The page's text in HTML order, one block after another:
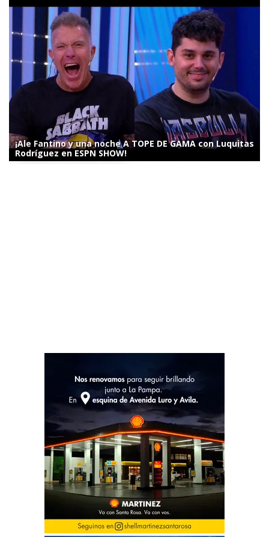
¡Ale Fantino y una noche A TOPE DE GAMA con Luquitas
Rodríguez en ESPN SHOW!